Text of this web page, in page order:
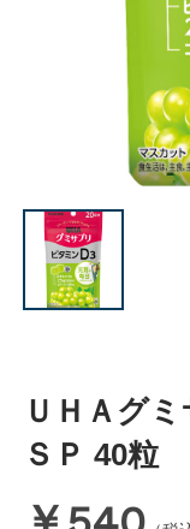
ＵＨＡグ
ＳＰ 40粒